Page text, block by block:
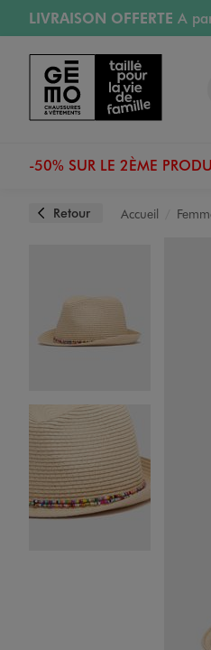
Aller au contenu principal
Aller à la navigation
LIVRAISON OFFERTE A
RETRAIT ET LIVRAISON
RÉSERVATION GRATUITE
Retours OFFERTSpendant
-50% SUR LE 2ÈME
Retour Accueil